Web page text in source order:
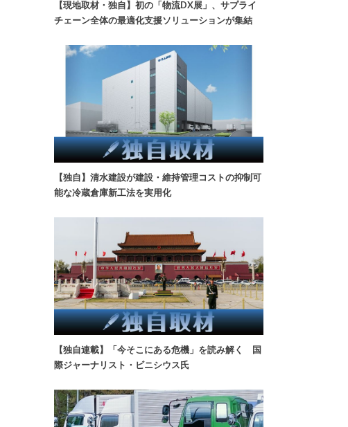
【現地取材・独自】初の「物流DX展」、サプライ
チェーン全体の最適化支援ソリューションが集結
【独自】清水建設が建設・維持管理コストの抑制可
能な冷蔵倉庫新工法を実用化
【独自連載】「今そこにある危機」を読み解く 国
際ジャーナリスト・ビニシウス氏